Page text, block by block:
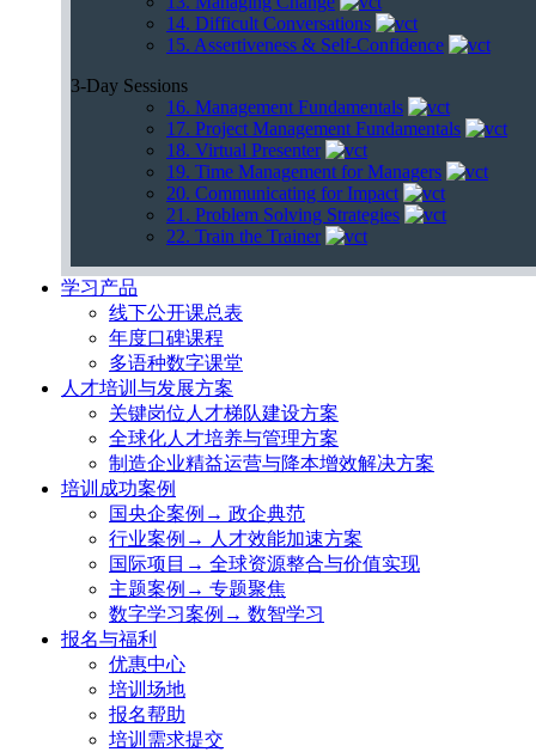
14. Difficult Conversations
15. Assertiveness & Self-Confidence
3-Day Sessions
16. Management Fundamentals
17. Project Management Fundamentals
18. Virtual Presenter
19. Time Management for Managers
20. Communicating for Impact
21. Problem Solving Strategies
22. Train the Trainer
学习产品
线下公开课总表
年度口碑课程
多语种数字课堂
人才培训与发展方案
关键岗位人才梯队建设方案
全球化人才培养与管理方案
制造企业精益运营与降本增效解决方案
培训成功案例
国央企案例→ 政企典范
行业案例→ 人才效能加速方案
国际项目→ 全球资源整合与价值实现
主题案例→ 专题聚焦
数字学习案例→ 数智学习
报名与福利
优惠中心
培训场地
报名帮助
培训需求提交